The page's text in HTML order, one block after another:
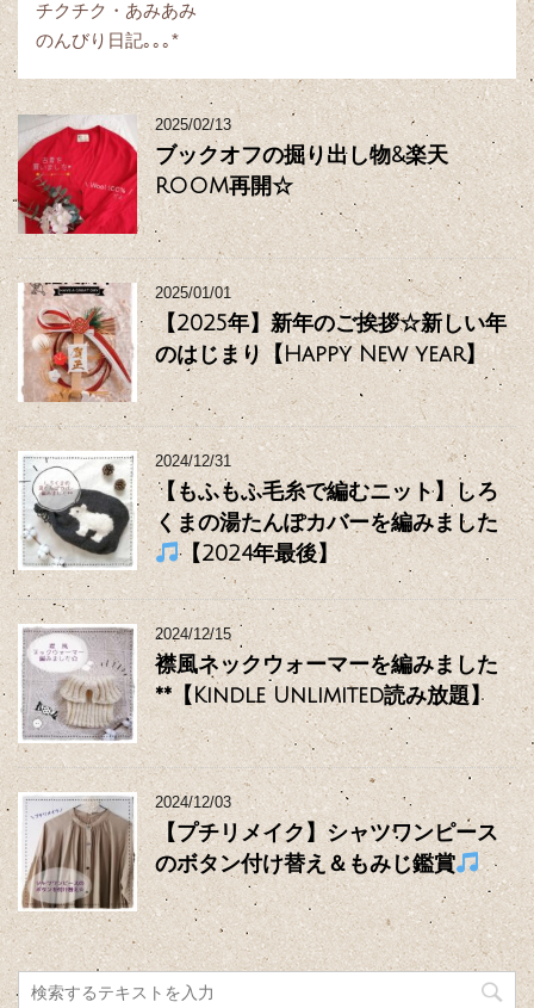
チクチク・あみあみ
のんびり日記｡｡｡*
2025/02/13
ブックオフの掘り出し物&楽天
ROOM再開☆
2025/01/01
【2025年】新年のご挨拶☆新しい年
のはじまり【Happy New year】
2024/12/31
【もふもふ毛糸で編むニット】しろ
くまの湯たんぽカバーを編みました
【2024年最後】
2024/12/15
襟風ネックウォーマーを編みました
**【Kindle Unlimited読み放題】
2024/12/03
【プチリメイク】シャツワンピース
のボタン付け替え＆もみじ鑑賞